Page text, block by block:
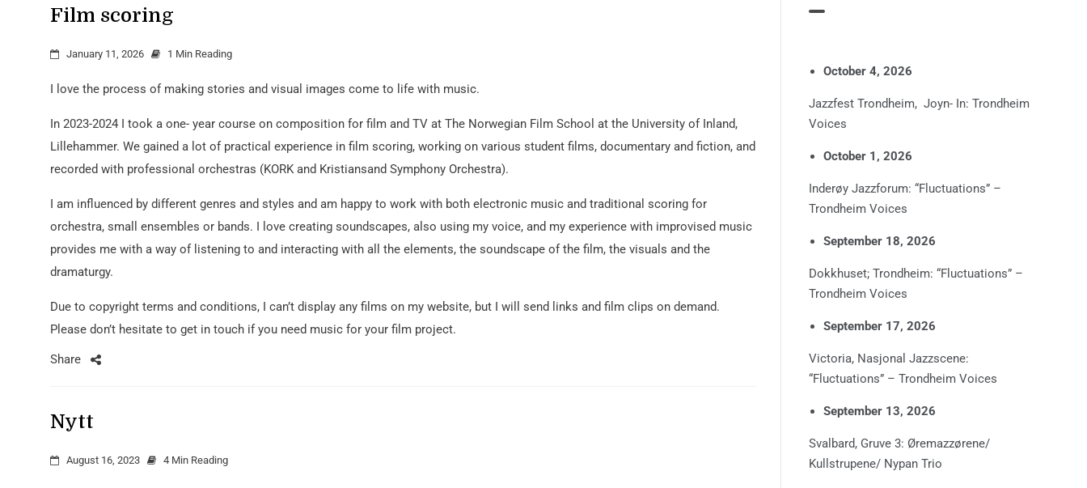
Film scoring
January 11, 2026 1 Min Reading
I love the process of making stories and visual images come to life with music.
In 2023-2024 I took a one- year course on composition for film and TV at The Norwegian Film School at the University of Inland,
Lillehammer. We gained a lot of practical experience in film scoring, working on various student films, documentary and fiction, and
recorded with professional orchestras (KORK and Kristiansand Symphony Orchestra).
I am influenced by different genres and styles and am happy to work with both electronic music and traditional scoring for
orchestra, small ensembles or bands. I love creating soundscapes, also using my voice, and my experience with improvised music
provides me with a way of listening to and interacting with all the elements, the soundscape of the film, the visuals and the
dramaturgy.
Due to copyright terms and conditions, I can’t display any films on my website, but I will send links and film clips on demand.
Please don’t hesitate to get in touch if you need music for your film project.
Share
Nytt
August 16, 2023 4 Min Reading
October 4, 2026
Jazzfest Trondheim, Joyn- In: Trondheim
Voices
October 1, 2026
Inderøy Jazzforum: “Fluctuations” –
Trondheim Voices
September 18, 2026
Dokkhuset; Trondheim: “Fluctuations” –
Trondheim Voices
September 17, 2026
Victoria, Nasjonal Jazzscene:
“Fluctuations” – Trondheim Voices
September 13, 2026
Svalbard, Gruve 3: Øremazzørene/
Kullstrupene/ Nypan Trio